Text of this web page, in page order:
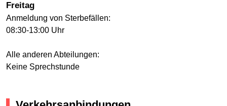
Freitag
Anmeldung von Sterbefällen:
08:30-13:00 Uhr
Alle anderen Abteilungen:
Keine Sprechstunde